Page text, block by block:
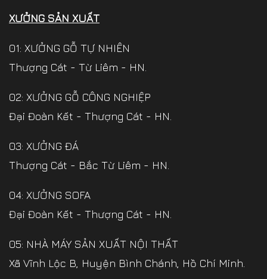
XƯỞNG SẢN XUẤT
01: XƯỞNG GỖ TỰ NHIÊN
Thượng Cát - Từ Liêm - HN.
02: XƯỞNG GỖ CÔNG NGHIỆP
Đại Đoàn Kết - Thượng Cát - HN.
03: XƯỞNG ĐÁ
Thượng Cát - Bắc Từ Liêm - HN.
04: XƯỞNG SOFA
Đại Đoàn Kết - Thượng Cát - HN.
05: NHÀ MÁY SẢN XUẤT NỘI THẤT
Xã Vĩnh Lộc B, Huyện Bình Chánh, Hồ Chí Minh.